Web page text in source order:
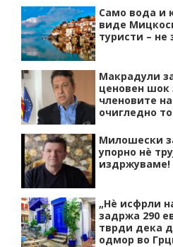
Само вода и
виде
туристи – не
Макрадули
ценовен шок
членовите
очигледно
Милошески
упорно нѐ
издржуваме!
„Нѐ исфрли
задржа 290
тврди дека
одмор во